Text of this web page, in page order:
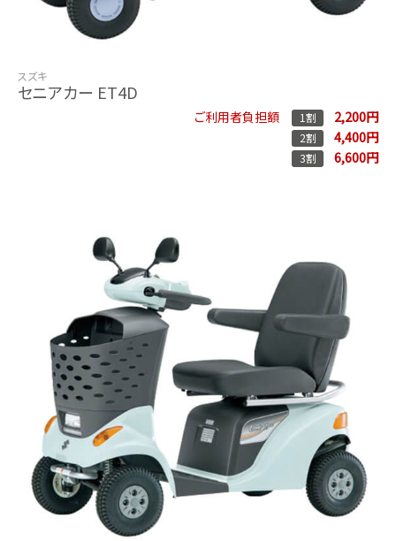
スズキ
セニアカー ET4D
ご利用者負担額 1割 2,200円
2割 4,400円
3割 6,600円